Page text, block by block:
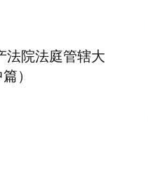
法院法庭管辖大
）